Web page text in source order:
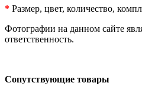
подшипников.
Z-
тип.
* Размер, цвет, количество,
Фотографии на данном сайте
ответственность.
Сопутствующие товары